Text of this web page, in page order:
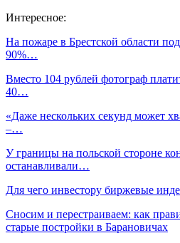
Интересное:
На пожаре в Брестской области
90%…
Вместо 104 рублей фотограф
40…
«Даже нескольких секунд может
–…
У границы на польской стороне
останавливали…
Для чего инвестору биржевые
Сносим и перестраиваем: как
старые постройки в Барановичах